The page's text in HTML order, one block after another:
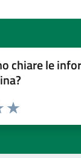
chiare le
la pagina
Valuta 5 stelle su
4 stelle su 5
3 stelle su 5
su 5
su 5